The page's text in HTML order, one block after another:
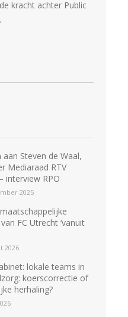
kracht achter Public
aan Steven de Waal,
Mediaraad RTV
interview RPO
2025
FC Utrecht ‘vanuit
2026
lokale teams in
koerscorrectie of
herhaling?